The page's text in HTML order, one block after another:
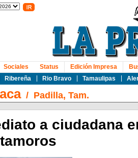
Ribereña Rio Bravo Tamaulipas
Sociales Status Edición Impresa
/ Padilla, Tam.
a ciudadana